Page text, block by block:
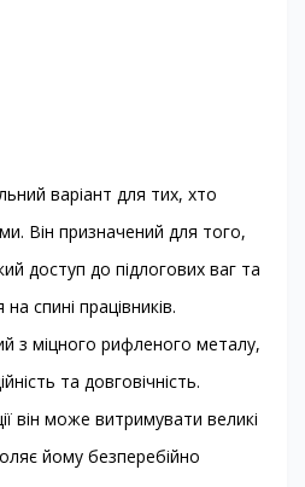
варіант для тих, хто
Він призначений для того,
доступ до підлогових ваг та
спині працівників.
з міцного рифленого металу,
та довговічність.
він може витримувати великі
йому безперебійно